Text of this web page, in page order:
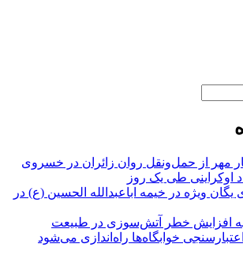
مهر از حمل‌ونقل روان زائران در خسروی
یگان ویژه در خیمه اباعبدالله الحسین (ع) در
افزایش خطر آتش‌سوزی در طبیعت
خوابگاه‌ها راه‌اندازی می‌شود